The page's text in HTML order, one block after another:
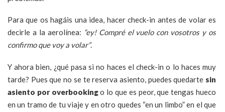
Para que os hagáis una idea, hacer check-in antes de volar es
decirle a la aerolínea: “ey! Compré el vuelo con vosotros y os
confirmo que voy a volar”.
Y ahora bien, ¿qué pasa si no haces el check-in o lo haces muy
tarde? Pues que no se te reserva asiento, puedes quedarte sin
asiento por overbookingo lo que es peor, que tengas hueco
en un tramo de tu viaje y en otro quedes “en un limbo” en el que